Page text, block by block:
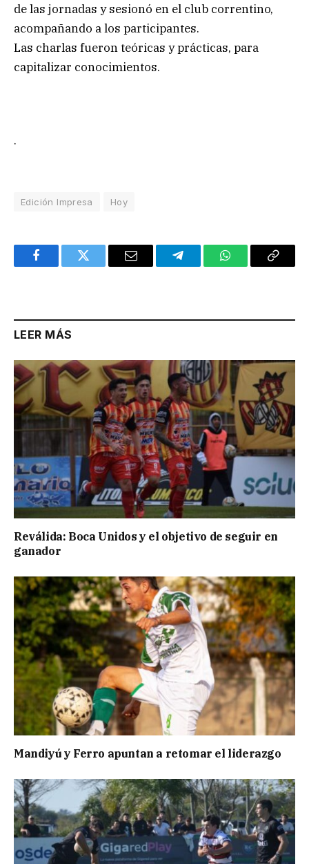
de las jornadas y sesionó en el club correntino,
acompañando a los participantes.
Las charlas fueron teóricas y prácticas, para
capitalizar conocimientos.
.
Edición Impresa Hoy
FacebookTwitter Email TelegramWhatsAppCopy
LEER MÁS
Reválida: Boca Unidos y el objetivo de seguir en
ganador
Mandiyú y Ferro apuntan a retomar el liderazgo